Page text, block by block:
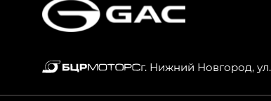
HYPTEC HT — Хайптек Эйч Ти
г. Нижний Новгород,